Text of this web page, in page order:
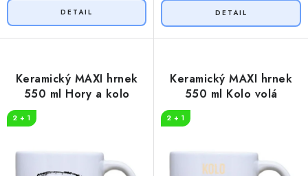
Keramický MAXI hrnek
550 ml Hory a kolo
2 + 1
Keramický MAXI hrnek
550 ml Kolo volá
2 + 1